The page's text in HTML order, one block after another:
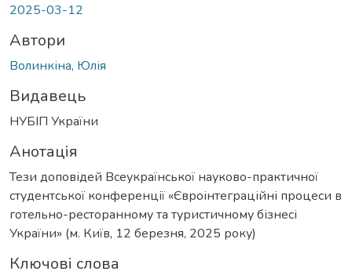
2025-03-12
Автори
Волинкіна, Юлія
Видавець
НУБІП України
Анотація
Тези доповідей Всеукраїнської науково-практичної
студентської конференції «Євроінтеграційні процеси в
готельно-ресторанному та туристичному бізнесі
України» (м. Київ, 12 березня, 2025 року)
Ключові слова